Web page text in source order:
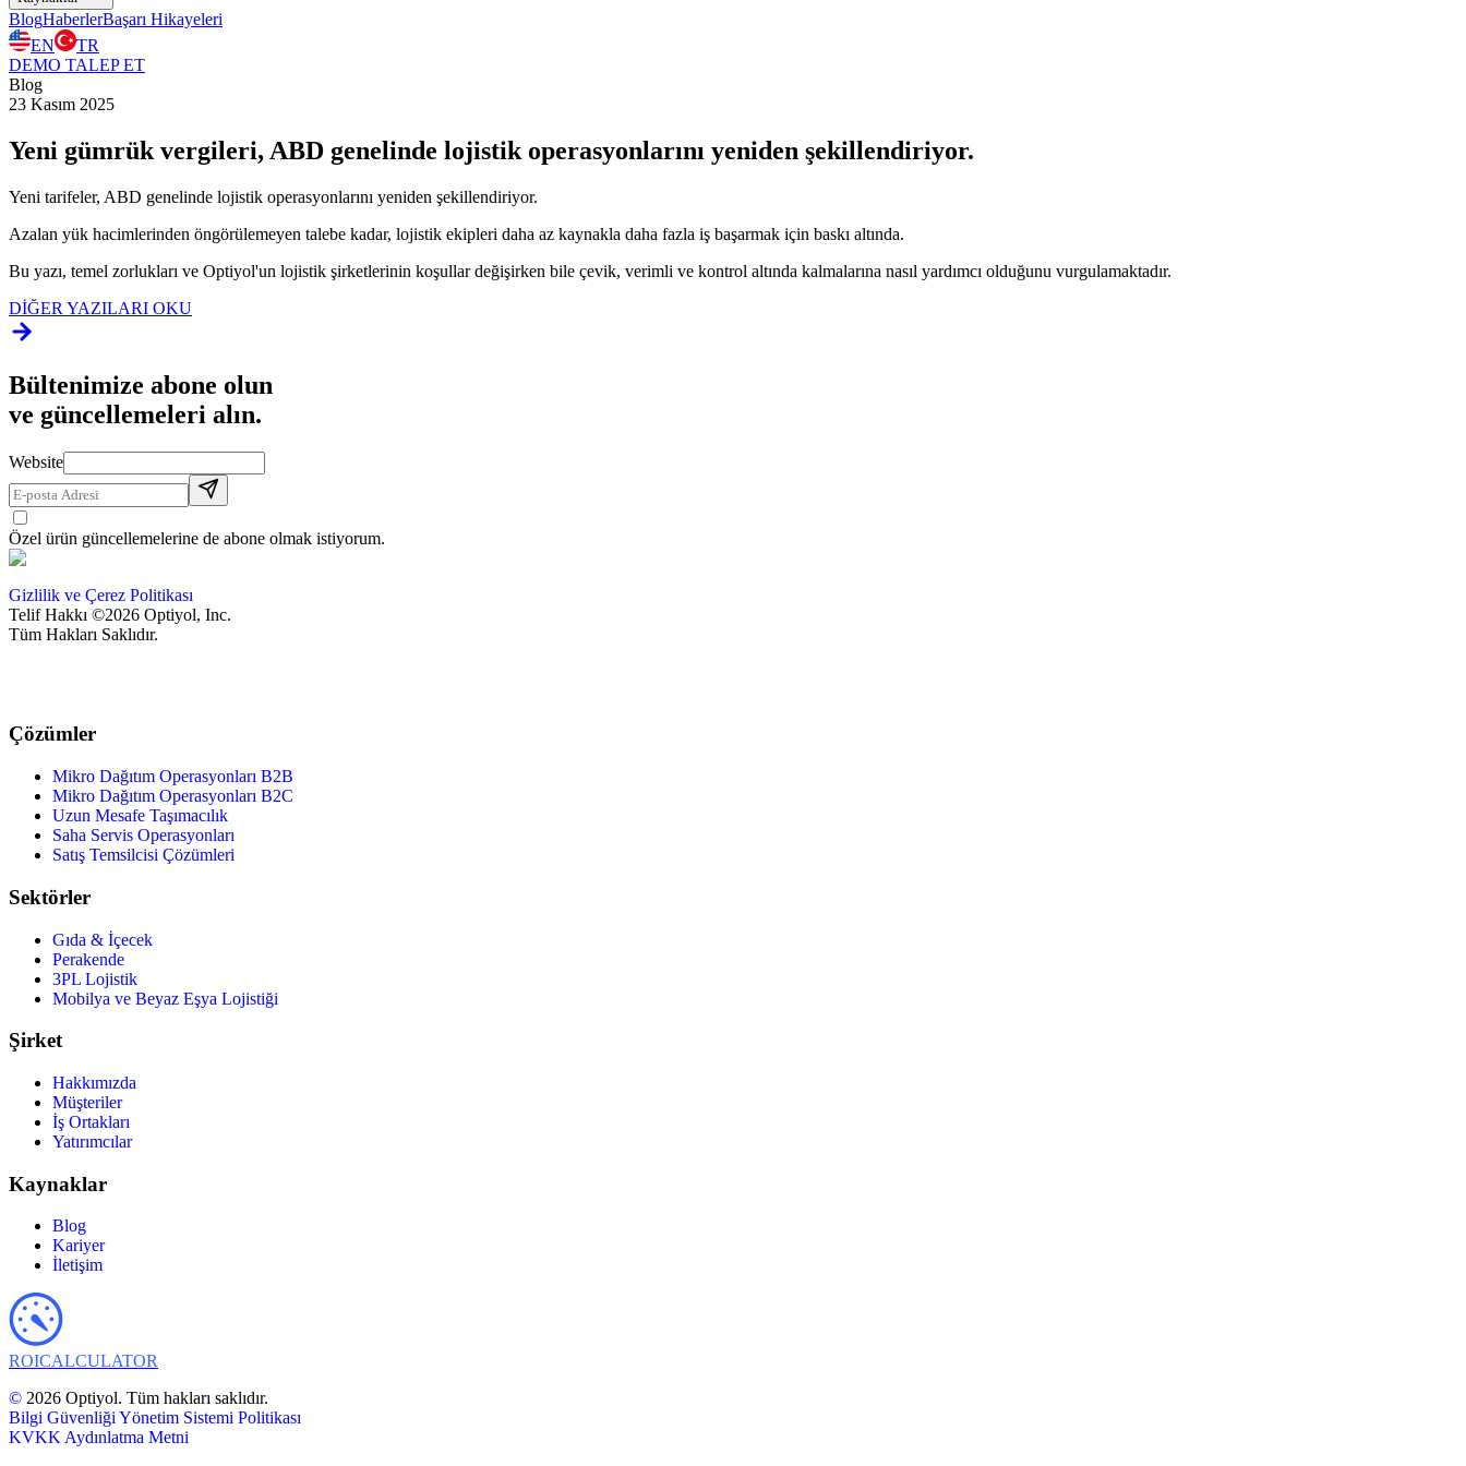
BlogHaberlerBaşarı Hikayeleri
EN
TR
DEMO TALEP ET
Blog
23 Kasım 2025
Yeni gümrük vergileri, ABD genelinde lojistik operasyonlarını yeniden şekillendiriyor.
Yeni tarifeler, ABD genelinde lojistik operasyonlarını yeniden şekillendiriyor.
Azalan yük hacimlerinden öngörülemeyen talebe kadar, lojistik ekipleri daha az kaynakla daha fazla iş başarmak için baskı altında.
Bu yazı, temel zorlukları ve Optiyol'un lojistik şirketlerinin koşullar değişirken bile çevik, verimli ve kontrol altında kalmalarına nasıl yardımcı olduğunu vurgulamaktadır.
DİĞER YAZILARI OKU
Bültenimize abone olun
ve güncellemeleri alın.
Website
Özel ürün güncellemelerine de abone olmak istiyorum.
Gizlilik ve Çerez Politikası
Telif Hakkı ©2026 Optiyol, Inc.
Tüm Hakları Saklıdır.
Çözümler
Mikro Dağıtım Operasyonları B2B
Mikro Dağıtım Operasyonları B2C
Uzun Mesafe Taşımacılık
Saha Servis Operasyonları
Satış Temsilcisi Çözümleri
Sektörler
Gıda & İçecek
Perakende
3PL Lojistik
Mobilya ve Beyaz Eşya Lojistiği
Şirket
Hakkımızda
Müşteriler
İş Ortakları
Yatırımcılar
Kaynaklar
Blog
Kariyer
İletişim
ROICALCULATOR
© 2026 Optiyol. Tüm hakları saklıdır.
Bilgi Güvenliği Yönetim Sistemi Politikası
KVKK Aydınlatma Metni